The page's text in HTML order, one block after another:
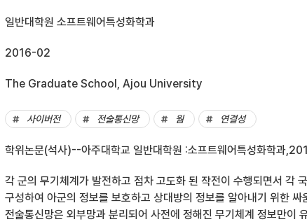
일반대학원 소프트웨어특성화학과
2016-02
The Graduate School, Ajou University
사이버전 전술통신망 웜 연결성
학위논문(석사)--아주대학교 일반대학원 :소프트웨어특성화학과
각 군의 무기체계가 발전하고 점차 고도화 된 작전이 수행되면서 각
구성하여 아군의 정보를 보호하고 상대방의 정보를 알아내기 위한 싸
전술통신망은 외부망과 분리되어 사전에 정해진 무기체계 정보만이